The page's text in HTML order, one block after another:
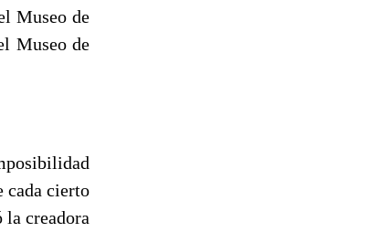
Museo de
Museo de
cada cierto
la creadora